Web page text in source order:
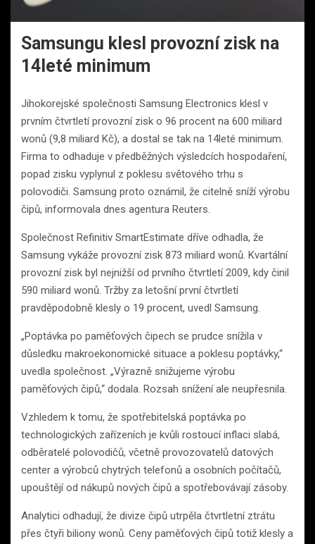
Samsungu klesl provozní zisk na
14leté minimum
Jihokorejské společnosti Samsung Electronics klesl v
prvním čtvrtletí provozní zisk o 96 procent na 600 miliard
wonů (9,8 miliard Kč), a dostal se tak na 14leté minimum.
Firma to odhaduje v předběžných výsledcích hospodaření,
popad zisku vyplynul z poklesu světového trhu s
polovodiči. Samsung proto oznámil, že citelně sníží výrobu
čipů, informovala dnes agentura Reuters.
Společnost Refinitiv SmartEstimate dříve odhadla, že
Samsung vykáže provozní zisk 873 miliard wonů. Kvartální
provozní zisk byl nejnižší od prvního čtvrtletí 2009, kdy činil
590 miliard wonů. Tržby za letošní první čtvrtletí
pravděpodobně klesly o 19 procent, uvedl Samsung.
„Poptávka po paměťových čipech se prudce snížila v
důsledku makroekonomické situace a poklesu poptávky,“
uvedla společnost. „Výrazně snižujeme výrobu
paměťových čipů,“ dodala. Rozsah snížení ale neupřesnila.
Vzhledem k tomu, že spotřebitelská poptávka po
technologických zařízeních je kvůli rostoucí inflaci slabá,
odběratelé polovodičů, včetně provozovatelů datových
center a výrobců chytrých telefonů a osobních počítačů,
upouštějí od nákupů nových čipů a spotřebovávají zásoby.
Analytici odhadují, že divize čipů utrpěla čtvrtletní ztrátu
přes čtyři biliony wonů. Ceny paměťových čipů totiž klesly a